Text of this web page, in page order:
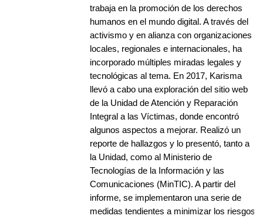
trabaja en la promoción de los derechos
humanos en el mundo digital. A través del
activismo y en alianza con organizaciones
locales, regionales e internacionales, ha
incorporado múltiples miradas legales y
tecnológicas al tema. En 2017, Karisma
llevó a cabo una exploración del sitio web
de la Unidad de Atención y Reparación
Integral a las Víctimas, donde encontró
algunos aspectos a mejorar. Realizó un
reporte de hallazgos y lo presentó, tanto a
la Unidad, como al Ministerio de
Tecnologías de la Información y las
Comunicaciones (MinTIC). A partir del
informe, se implementaron una serie de
medidas tendientes a minimizar los riesgos